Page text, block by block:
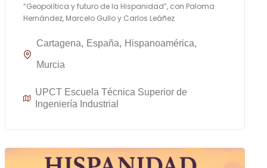
“Geopolítica y futuro de la Hispanidad”, con Paloma
Hernández, Marcelo Gullo y Carlos Leáñez
Cartagena España Hispanoamérica
Murcia
UPCT Escuela Técnica Superior de
Ingeniería Industrial